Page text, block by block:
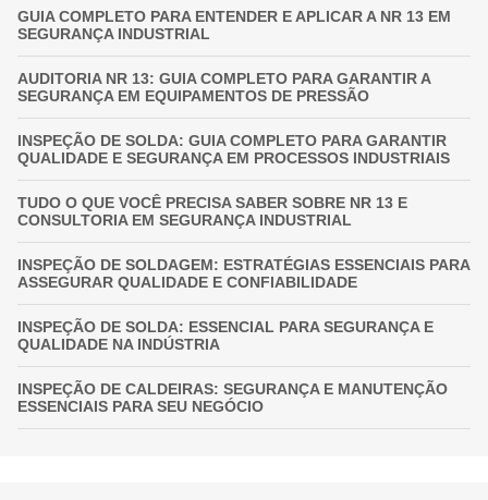
GUIA COMPLETO PARA ENTENDER E APLICAR A NR 13 EM
SEGURANÇA INDUSTRIAL
AUDITORIA NR 13: GUIA COMPLETO PARA GARANTIR A
SEGURANÇA EM EQUIPAMENTOS DE PRESSÃO
INSPEÇÃO DE SOLDA: GUIA COMPLETO PARA GARANTIR
QUALIDADE E SEGURANÇA EM PROCESSOS INDUSTRIAIS
TUDO O QUE VOCÊ PRECISA SABER SOBRE NR 13 E
CONSULTORIA EM SEGURANÇA INDUSTRIAL
INSPEÇÃO DE SOLDAGEM: ESTRATÉGIAS ESSENCIAIS PARA
ASSEGURAR QUALIDADE E CONFIABILIDADE
INSPEÇÃO DE SOLDA: ESSENCIAL PARA SEGURANÇA E
QUALIDADE NA INDÚSTRIA
INSPEÇÃO DE CALDEIRAS: SEGURANÇA E MANUTENÇÃO
ESSENCIAIS PARA SEU NEGÓCIO